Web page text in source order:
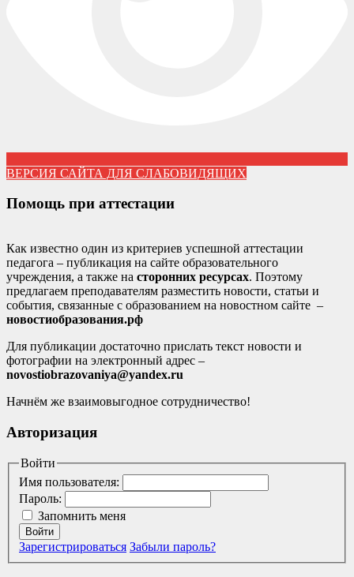
ВЕРСИЯ САЙТА ДЛЯ СЛАБОВИДЯЩИХ
Помощь при аттестации
Как известно один из критериев успешной аттестации
педагога – публикация на сайте образовательного
учреждения, а также на сторонних ресурсах. Поэтому
предлагаем преподавателям разместить новости, статьи и
события, связанные с образованием на новостном сайте –
новостиобразования.рф
Для публикации достаточно прислать текст новости и
фотографии на электронный адрес –
novostiobrazovaniya@yandex.ru
Начнём же взаимовыгодное сотрудничество!
Авторизация
Войти
Имя пользователя:
Пароль:
Запомнить меня
Войти
Зарегистрироваться Забыли пароль?